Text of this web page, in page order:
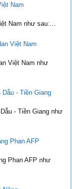
Nam
Nam như sau:...
Việt Nam
Việt Nam như
Dẫu - Tiền Giang
- Tiền Giang như
Phan AFP
Phan AFP như